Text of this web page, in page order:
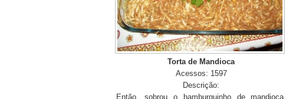
Torta de Mandioca
Acessos: 1597
Descrição:
Então, sobrou o hamburguinho de mandioca,